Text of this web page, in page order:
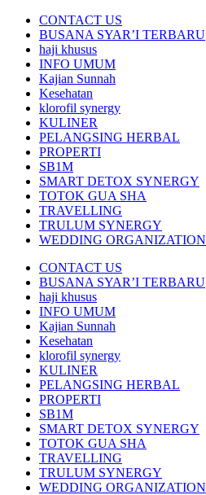
CONTACT US
BUSANA SYAR’I TERBARU
haji khusus
INFO UMUM
Kajian Sunnah
Kesehatan
klorofil synergy
KULINER
PELANGSING HERBAL
PROPERTI
SB1M
SMART DETOX SYNERGY
TOTOK GUA SHA
TRAVELLING
TRULUM SYNERGY
WEDDING ORGANIZATION
CONTACT US
BUSANA SYAR’I TERBARU
haji khusus
INFO UMUM
Kajian Sunnah
Kesehatan
klorofil synergy
KULINER
PELANGSING HERBAL
PROPERTI
SB1M
SMART DETOX SYNERGY
TOTOK GUA SHA
TRAVELLING
TRULUM SYNERGY
WEDDING ORGANIZATION